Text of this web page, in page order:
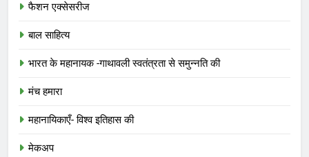
फैशन एक्सेसरीज
बाल साहित्य
भारत के महानायक -गाथावली स्वतंत्रता से समुन्नति की
मंच हमारा
महानायिकाएँ- विश्व इतिहास की
मेकअप